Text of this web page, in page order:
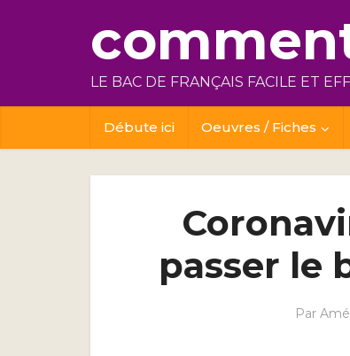
LE BAC DE FRANÇAIS FACILE ET
Débute ici Oeuvres / Fiches
passer le
Par